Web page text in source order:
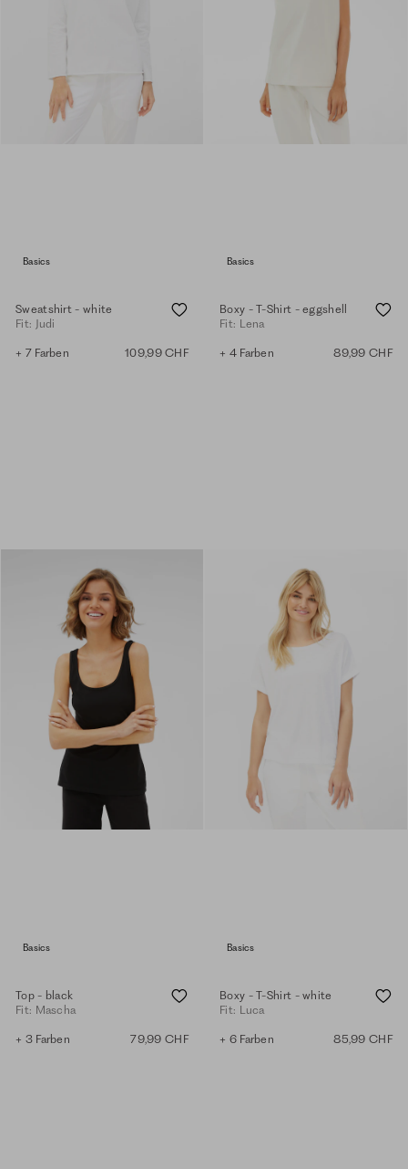
Basics
Sweatshirt - white
Fit: Judi
+ 7 Farben 109,99 CHF
Basics
Boxy - T-Shirt - eggshell
Fit: Lena
+ 4 Farben 89,99 CHF
Basics
Top - black
Fit: Mascha
+ 3 Farben 79,99 CHF
Basics
Boxy - T-Shirt - white
Fit: Luca
+ 6 Farben 85,99 CHF